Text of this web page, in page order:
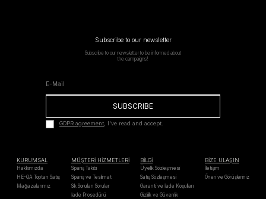
Subscribe to our newsletter
Subscribe to our newsletter to be informed about
the campaigns!
SUBSCRIBE
GDPR agreement, I've read and accept.
KURUMSAL
Hakkımızda
HE-QA Toptan Satış
Mağazalarımız
MÜŞTERİ HİZMETLERİ
Sipariş Takibi
Sipariş ve Teslimat
Sık Sorulan Sorular
İade Prosedürü
BİLGİ
Üyelik Sözleşmesi
Satış Sözleşmesi
Garanti ve İade Koşulları
Gizlilik ve Güvenlik
BİZE ULAŞIN
İletişim
Öneri ve Görüşleriniz